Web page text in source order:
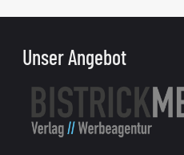
Unser Angebot